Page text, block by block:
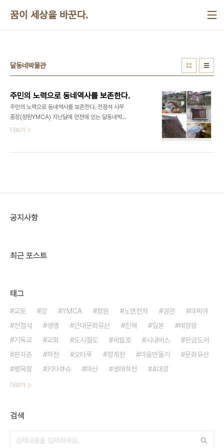
꿈이 세상을 바꾼다.
달동네박물관
주민의 노력으로 동네역사를 보존한다.
주민의 노력으로 동네역사를 보존한다. 전점석 사무
총장(창원YMCA) 지난달에 인천에 있는 달동네박물
관에 다녀왔다. 가파른 오르막을 올라가면서
이라고 불리는 이곳은 송현동이다. 개항기이후의 강
더보기
공지사항
최근 포스트
태그
교토 강 YMCA 창원 노면전차 경관
마찌야
전점석
생명 근대문화유산 진해 일본
태양광
기독교
교회 도시철도 세월호 시내버스
판금도서
판자촌
하천 오타루 청계천 마을만들기
문화유산
팽목항
키타큐슈 마산 생태하천 4대강
더보기
검색